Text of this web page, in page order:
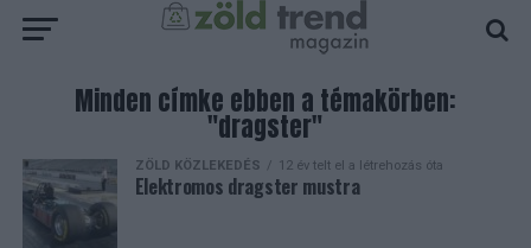
Minden címke ebben a témakörben:
"dragster"
ZÖLD KÖZLEKEDÉS 12 év telt el a létrehozás óta
Elektromos dragster mustra